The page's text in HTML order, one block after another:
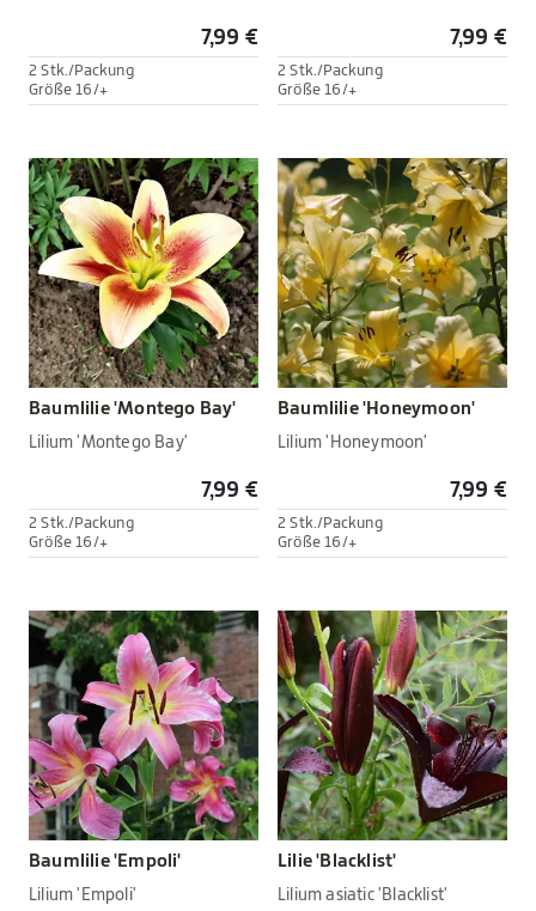
7,99 €
2 Stk./Packung
Größe 16/+
7,99 €
2 Stk./Packung
Größe 16/+
Baumlilie 'Montego Bay'
Lilium 'Montego Bay'
7,99 €
2 Stk./Packung
Größe 16/+
Baumlilie 'Honeymoon'
Lilium 'Honeymoon'
7,99 €
2 Stk./Packung
Größe 16/+
Baumlilie 'Empoli'
Lilium 'Empoli'
Lilie 'Blacklist'
Lilium asiatic 'Blacklist'